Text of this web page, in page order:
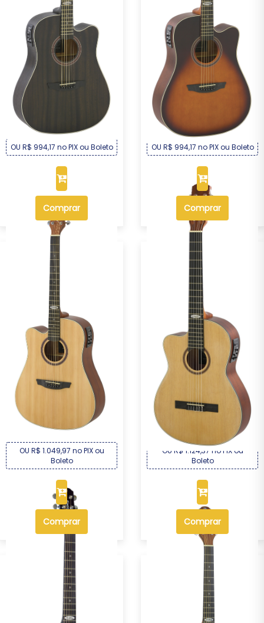
Violão Eletroacústico Folk
OU R$ 994,17 no PIX ou Boleto
Comprar
Violão Eletroacústico
Strinberg SD200C...
Por : R$ 1.069,00
OU R$ 994,17 no PIX ou Boleto
Comprar
Violão Eletroacústico
Strinberg SD200C...
Por : R$ 1.129,00
OU R$ 1.049,97 no PIX ou
Boleto
Comprar
Violão Eletroacústico
Strinberg SC200C...
OU R$ 1.124,37 no PIX ou
Boleto
Comprar